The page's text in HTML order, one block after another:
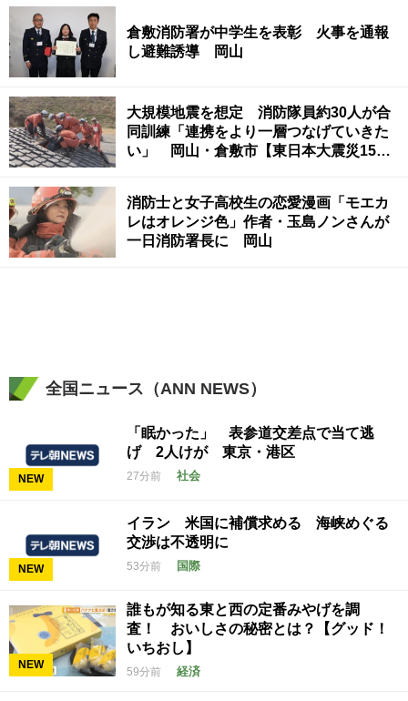
倉敷消防署が中学生を表彰 火事を通報
し避難誘導 岡山
大規模地震を想定 消防隊員約30人が合
同訓練「連携をより一層つなげていきた
い」 岡山・倉敷市【東日本大震災15
消防士と女子高校生の恋愛漫画「モエカ
レはオレンジ色」作者・玉島ノンさんが
一日消防署長に 岡山
全国ニュース（ANN NEWS）
NEW
「眠かった」 表参道交差点で当て逃
げ 2人けが 東京・港区
27分前 社会
NEW
イラン 米国に補償求める 海峡めぐる
交渉は不透明に
53分前 国際
NEW
誰もが知る東と西の定番みやげを調
査！ おいしさの秘密とは？【グッド！
いちおし】
59分前 経済